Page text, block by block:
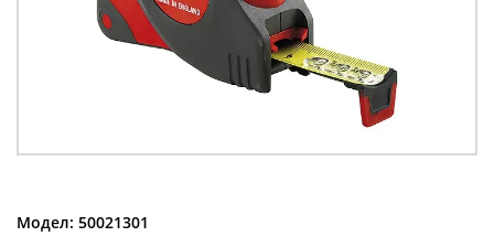
Модел: 50021301